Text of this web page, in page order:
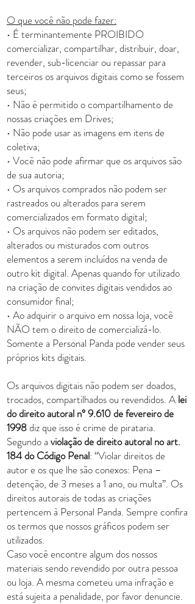
O que você não pode fazer:
• É terminantemente PROIBIDO
comercializar, compartilhar, distribuir, doar,
revender, sub-licenciar ou repassar para
terceiros os arquivos digitais como se fossem
seus;
• Não é permitido o compartilhamento de
nossas criações em Drives;
• Não pode usar as imagens em itens de
coletiva;
• Você não pode afirmar que os arquivos são
de sua autoria;
• Os arquivos comprados não podem ser
rastreados ou alterados para serem
comercializados em formato digital;
• Os arquivos não podem ser editados,
alterados ou misturados com outros
elementos a serem incluídos na venda de
outro kit digital. Apenas quando for utilizado
na criação de convites digitais vendidos ao
consumidor final;
• Ao adquirir o arquivo em nossa loja, você
NÃO tem o direito de comercializá-lo.
Somente a Personal Panda pode vender seus
próprios kits digitais.
Os arquivos digitais não podem ser doados,
trocados, compartilhados ou revendidos. A lei
do direito autoral n° 9.610 de fevereiro de
1998diz que isso é crime de pirataria.
Segundo a violação de direito autoral no art.
184 do Código Penal: “Violar direitos de
autor e os que lhe são conexos: Pena –
detenção, de 3 meses a 1 ano, ou multa”. Os
direitos autorais de todas as criações
pertencem à Personal Panda. Sempre confira
os termos que nossos gráficos podem ser
utilizados.
Caso você encontre algum dos nossos
materiais sendo revendido por outra pessoa
ou loja. A mesma cometeu uma infração e
está sujeita a penalidade, por favor denuncie.